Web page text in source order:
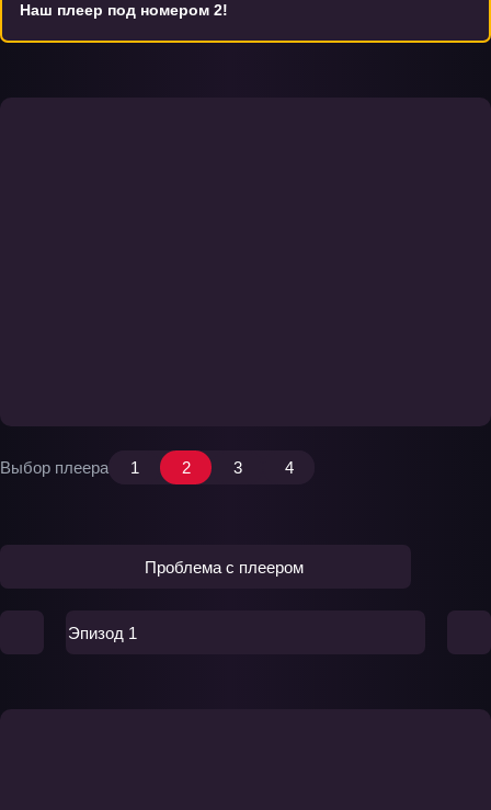
Наш плеер под номером 2!
Выбор плеера 1 2 3 4
Проблема с плеером
Эпизод 1